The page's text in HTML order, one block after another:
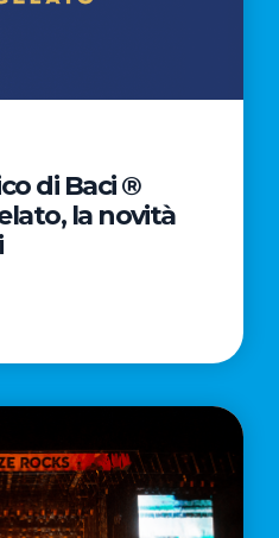
di Baci ®
la novità